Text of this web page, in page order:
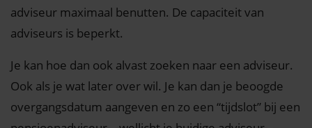
adviseur maximaal benutten. De capaciteit van
adviseurs is beperkt.
Je kan hoe dan ook alvast zoeken naar een adviseur.
Ook als je wat later over wil. Je kan dan je beoogde
overgangsdatum aangeven en zo een “tijdslot” bij een